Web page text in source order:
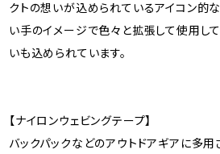
クトの想いが込められているアイコン的
い手のイメージで色々と拡張して使用し
いも込められています。
【ナイロンウェビングテープ】
バックパックなどのアウトドアギアに多用